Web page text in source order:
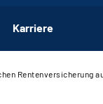
Karriere
Rentenversicherung